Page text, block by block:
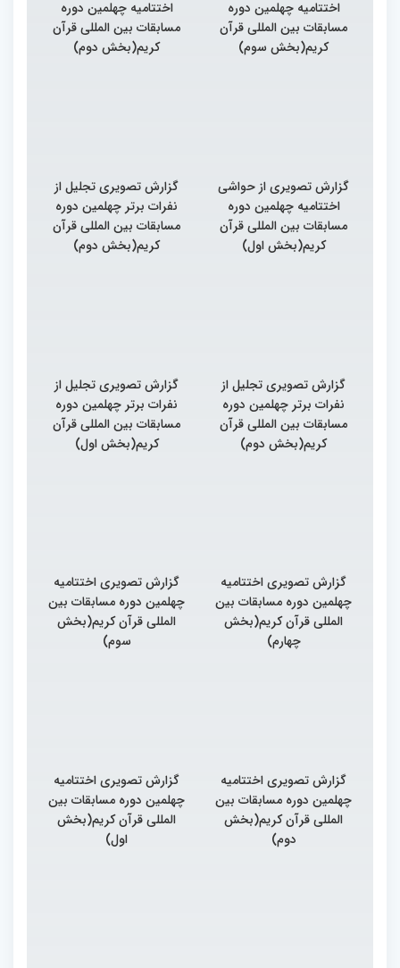
اختتامیه چهلمین دوره
مسابقات بین المللی قرآن
کریم(بخش سوم)
اختتامیه چهلمین دوره
مسابقات بین المللی قرآن
کریم(بخش دوم)
گزارش تصویری از حواشی
اختتامیه چهلمین دوره
مسابقات بین المللی قرآن
کریم(بخش اول)
گزارش تصویری تجلیل از
نفرات برتر چهلمین دوره
مسابقات بین المللی قرآن
کریم(بخش دوم)
گزارش تصویری تجلیل از
نفرات برتر چهلمین دوره
مسابقات بین المللی قرآن
کریم(بخش دوم)
گزارش تصویری تجلیل از
نفرات برتر چهلمین دوره
مسابقات بین المللی قرآن
کریم(بخش اول)
گزارش تصویری اختتامیه
چهلمین دوره مسابقات بین
المللی قرآن کریم(بخش
چهارم)
گزارش تصویری اختتامیه
چهلمین دوره مسابقات بین
المللی قرآن کریم(بخش
سوم)
گزارش تصویری اختتامیه
چهلمین دوره مسابقات بین
المللی قرآن کریم(بخش
دوم)
گزارش تصویری اختتامیه
چهلمین دوره مسابقات بین
المللی قرآن کریم(بخش
اول)